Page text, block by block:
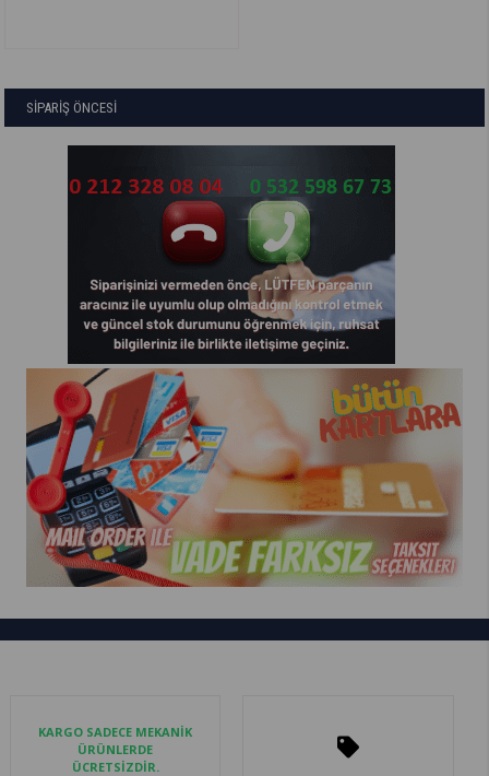
SİPARİŞ ÖNCESİ
KARGO SADECE MEKANİK
ÜRÜNLERDE
ÜCRETSİZDİR.